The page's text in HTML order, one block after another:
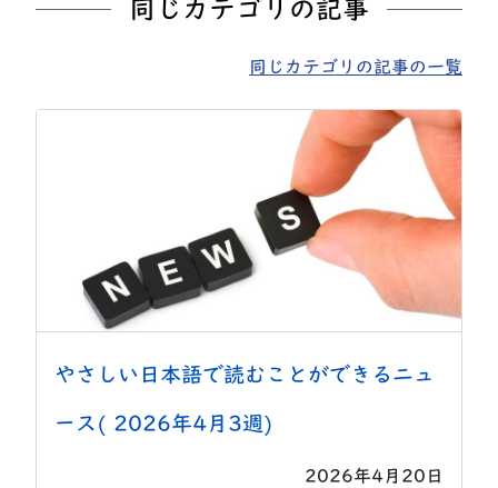
同じカテゴリの記事
同じカテゴリの記事の一覧
やさしい日本語で読むことができるニュ
ース( 2026年4月3週)
2026年4月20日